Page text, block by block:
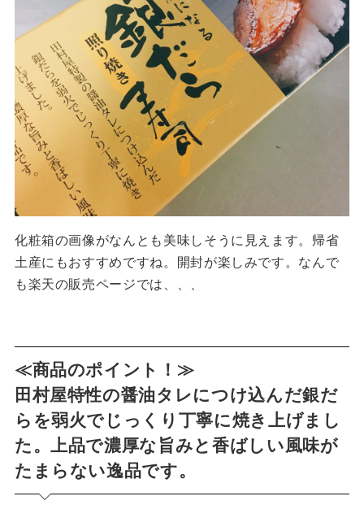
化粧箱の画像がなんとも美味しそうに見えます。帰省
土産にもおすすめですね。開封が楽しみです。なんで
も楽天の販売ページでは、、、
≪商品のポイント！≫
田村屋特性の醤油タレにつけ込んだ銀だ
らを弱火でじっくり丁寧に焼き上げまし
た。上品で濃厚な旨みと香ばしい風味が
たまらない逸品です。